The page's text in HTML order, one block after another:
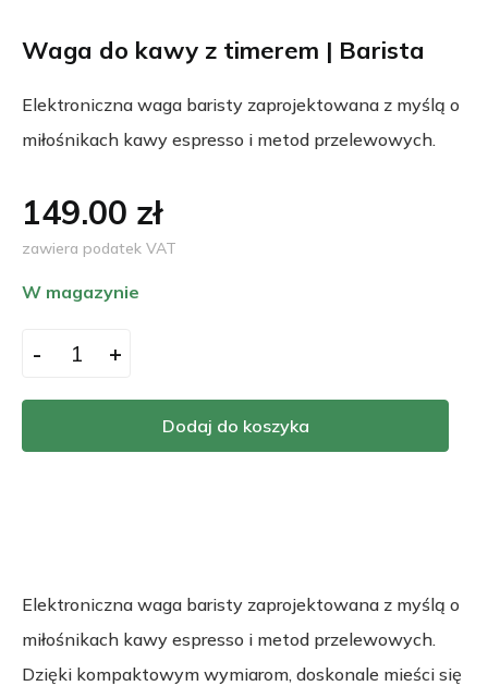
Waga do kawy z timerem | Barista
Elektroniczna waga baristy zaprojektowana z myślą o
miłośnikach kawy espresso i metod przelewowych.
149.00 zł
zawiera podatek VAT
W magazynie
Dodaj do koszyka
- +
Elektroniczna waga baristy zaprojektowana z myślą o
miłośnikach kawy espresso i metod przelewowych.
Dzięki kompaktowym wymiarom, doskonale mieści się